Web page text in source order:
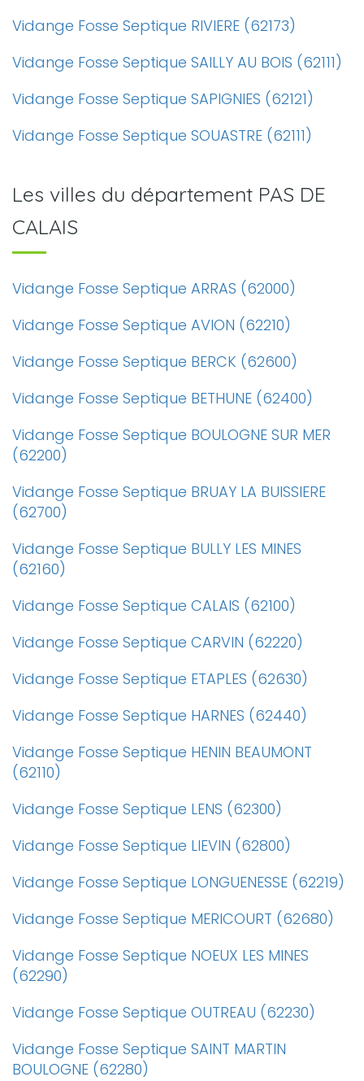
Vidange Fosse Septique RIVIERE (62173)
Vidange Fosse Septique SAILLY AU BOIS (62111)
Vidange Fosse Septique SAPIGNIES (62121)
Vidange Fosse Septique SOUASTRE (62111)
Les villes du département PAS DE
CALAIS
Vidange Fosse Septique ARRAS (62000)
Vidange Fosse Septique AVION (62210)
Vidange Fosse Septique BERCK (62600)
Vidange Fosse Septique BETHUNE (62400)
Vidange Fosse Septique BOULOGNE SUR MER
(62200)
Vidange Fosse Septique BRUAY LA BUISSIERE
(62700)
Vidange Fosse Septique BULLY LES MINES
(62160)
Vidange Fosse Septique CALAIS (62100)
Vidange Fosse Septique CARVIN (62220)
Vidange Fosse Septique ETAPLES (62630)
Vidange Fosse Septique HARNES (62440)
Vidange Fosse Septique HENIN BEAUMONT
(62110)
Vidange Fosse Septique LENS (62300)
Vidange Fosse Septique LIEVIN (62800)
Vidange Fosse Septique LONGUENESSE (62219)
Vidange Fosse Septique MERICOURT (62680)
Vidange Fosse Septique NOEUX LES MINES
(62290)
Vidange Fosse Septique OUTREAU (62230)
Vidange Fosse Septique SAINT MARTIN
BOULOGNE (62280)